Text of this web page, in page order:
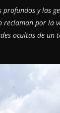
y las
reclaman por la
ocultas de